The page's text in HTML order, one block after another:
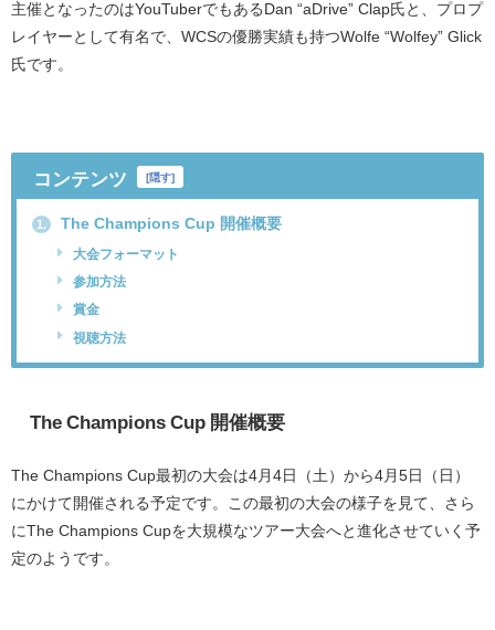
主催となったのはYouTuberでもある Dan “aDrive” Clap氏と、プロプ
レイヤーとして有名で、 WCSの優勝実績も持つWolfe “Wolfey” Glick
氏です。
コンテンツ [隠す]
1. The Champions Cup 開催概要
大会フォーマット
参加方法
賞金
視聴方法
The Champions Cup 開催概要
The Champions Cup最初の大会は4 月 4日（土）から4 月 5日（日）
にかけて開催される予定です。この最初の大会の様子を見て、さら
にThe Champions Cupを大規模なツアー大会へと進化させていく予
定のようです。